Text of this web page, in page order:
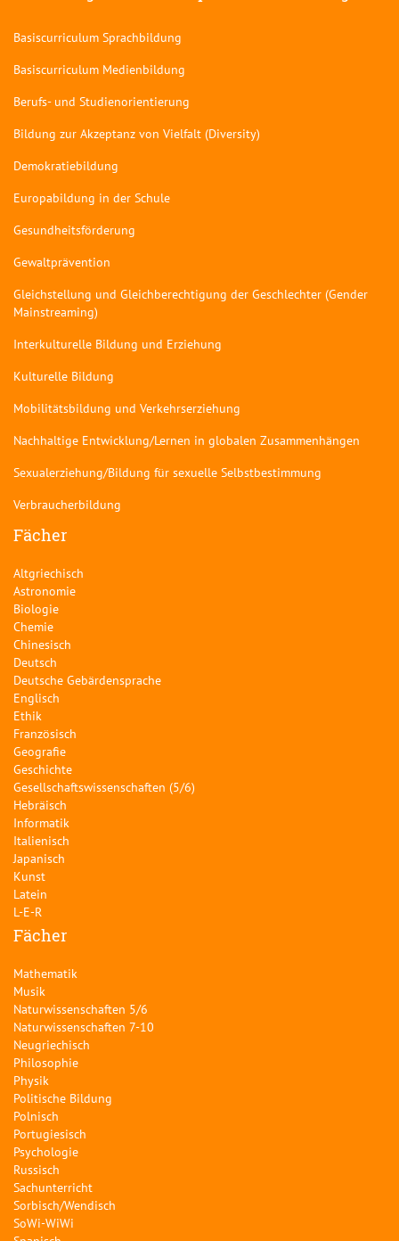
Basiscurriculum Sprachbildung
Basiscurriculum Medienbildung
Berufs- und Studienorientierung
Bildung zur Akzeptanz von Vielfalt (Diversity)
Demokratiebildung
Europabildung in der Schule
Gesundheitsförderung
Gewaltprävention
Gleichstellung und Gleichberechtigung der Geschlechter (Gender
Mainstreaming)
Interkulturelle Bildung und Erziehung
Kulturelle Bildung
Mobilitätsbildung und Verkehrserziehung
Nachhaltige Entwicklung/Lernen in globalen Zusammenhängen
Sexualerziehung/Bildung für sexuelle Selbstbestimmung
Verbraucherbildung
Fächer
Altgriechisch
Astronomie
Biologie
Chemie
Chinesisch
Deutsch
Deutsche Gebärdensprache
Englisch
Ethik
Französisch
Geografie
Geschichte
Gesellschaftswissenschaften (5/6)
Hebräisch
Informatik
Italienisch
Japanisch
Kunst
Latein
L-E-R
Fächer
Mathematik
Musik
Naturwissenschaften 5/6
Naturwissenschaften 7-10
Neugriechisch
Philosophie
Physik
Politische Bildung
Polnisch
Portugiesisch
Psychologie
Russisch
Sachunterricht
Sorbisch/Wendisch
SoWi-WiWi